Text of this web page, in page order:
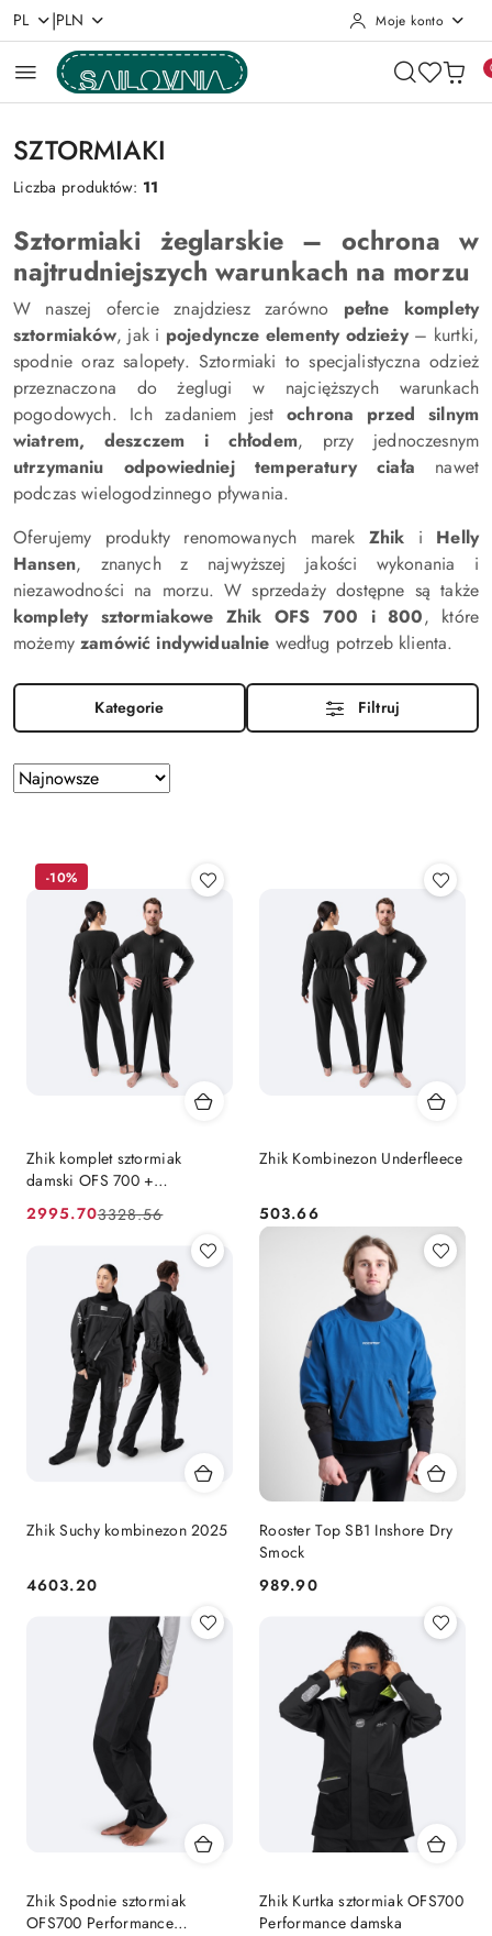
Przejdź do treści głównej
Przejdź do wyszukiwarki
Przejdź do moje konto
Przejdź do menu głównego
Przejdź do stopki
PL |PLN Moje konto
SZTORMIAKI
Liczba produktów: 11
Sztormiaki żeglarskie – ochrona w
najtrudniejszych warunkach na morzu
W naszej ofercie znajdziesz zarówno pełne komplety
sztormiaków, jak i pojedyncze elementy odzieży– kurtki,
spodnie oraz salopety. Sztormiaki to specjalistyczna odzież
przeznaczona do żeglugi w najcięższych warunkach
pogodowych. Ich zadaniem jestochrona przed silnym
wiatrem, deszczem i chłodem, przy jednoczesnym
utrzymaniu odpowiedniej temperatury ciała nawet
podczas wielogodzinnego pływania.
Oferujemy produkty renomowanych marek Zhik i Helly
Hansen, znanych z najwyższej jakości wykonania i
niezawodności na morzu. W sprzedaży dostępne są także
komplety sztormiakowe Zhik OFS 700 i 800, które
możemyzamówić indywidualnie według potrzeb klienta.
Kategorie Filtruj
Zastosowano
sortowanie:
Sortuj
według
Zhik komplet sztormiak
damski OFS 700 +
kombinezon Underfleece
Cena
2995.70
Cena
promocją:
3328.56
-10%
Zhik Kombinezon Underfleece
Cena:
503.66
Zhik Suchy kombinezon 2025
Cena:
4603.20
Rooster Top SB1 Inshore Dry
Smock
Cena:
989.90
Zhik Spodnie sztormiak
OFS700 Performance
Zhik Kurtka sztormiak OFS700
Performance damska